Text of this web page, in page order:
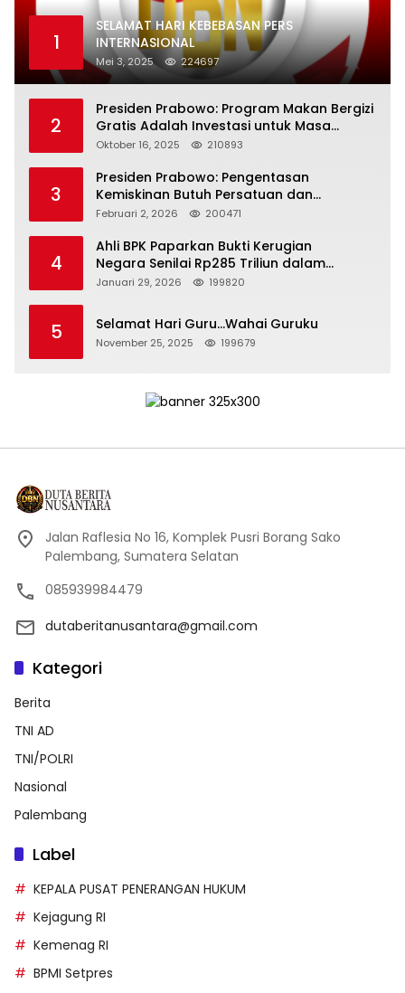
1
SELAMAT HARI KEBEBASAN PERS
INTERNASIONAL
Mei 3, 2025 224697
2
Presiden Prabowo: Program Makan Bergizi
Gratis Adalah Investasi untuk Masa
Depan Bangsa
Oktober 16, 2025 210893
3
Presiden Prabowo: Pengentasan
Kemiskinan Butuh Persatuan dan
Kepemimpinan yang Bertanggung Jawab
Februari 2, 2026 200471
4
Ahli BPK Paparkan Bukti Kerugian
Negara Senilai Rp285 Triliun dalam
Persidangan Korupsi PT Pertamina
Januari 29, 2026 199820
5 Selamat Hari Guru…Wahai Guruku
November 25, 2025 199679
Jalan Raflesia No 16, Komplek Pusri Borang Sako
Palembang, Sumatera Selatan
085939984479
dutaberitanusantara@gmail.com
Kategori
Berita
TNI AD
TNI/POLRI
Nasional
Palembang
Label
KEPALA PUSAT PENERANGAN HUKUM
Kejagung RI
Kemenag RI
BPMI Setpres